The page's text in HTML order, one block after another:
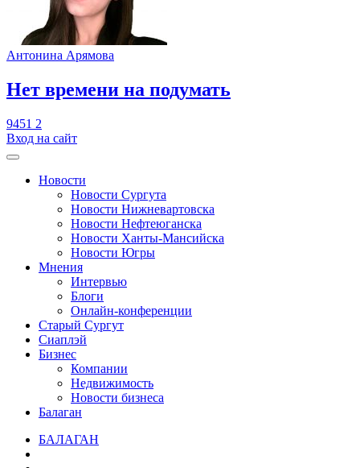
Антонина Арямова
​Нет времени на подумать
9451 2
Вход на сайт
Новости
Новости Сургута
Новости Нижневартовска
Новости Нефтеюганска
Новости Ханты-Мансийска
Новости Югры
Мнения
Интервью
Блоги
Онлайн-конференции
Старый Сургут
Сиаплэй
Бизнес
Компании
Недвижимость
Новости бизнеса
Балаган
БАЛАГАН